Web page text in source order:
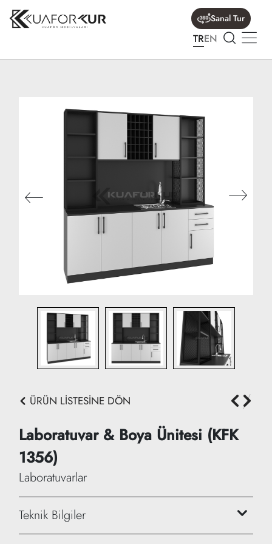
Sanal Tur
TREN
ÜRÜN LİSTESİNE DÖN
Laboratuvar & Boya Ünitesi (KFK
1356)
Laboratuvarlar
Teknik Bilgiler